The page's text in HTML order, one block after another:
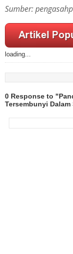
Sumber:
loading...
0 Response to
Tersembunyi